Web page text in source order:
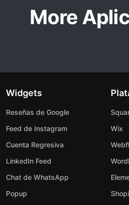
More
Widgets
Reseñas de Google
Feed de Instagram
Cuenta Regresiva
LinkedIn Feed
Chat de WhatsApp
Popup
Wix